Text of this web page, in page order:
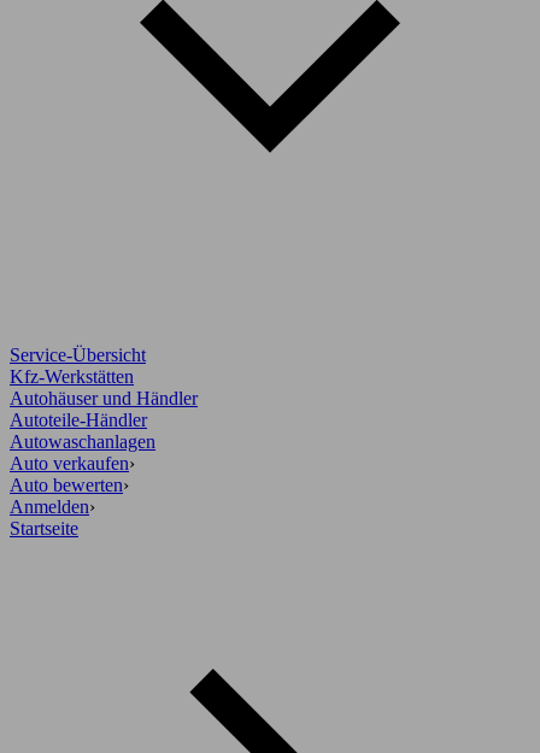
Service-Übersicht
Kfz-Werkstätten
Autohäuser und Händler
Autoteile-Händler
Autowaschanlagen
Auto verkaufen›
Auto bewerten›
Anmelden›
Startseite